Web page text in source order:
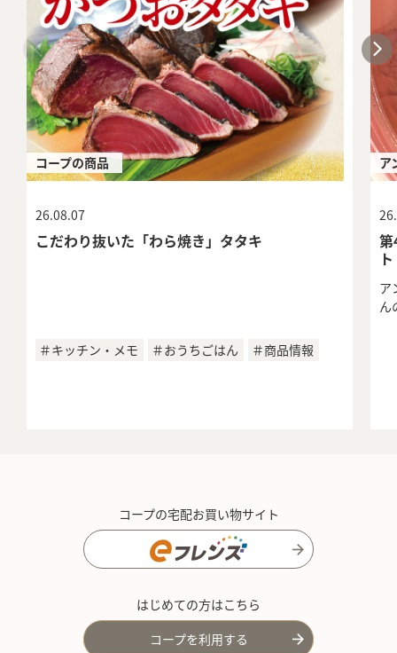
コープの商品
26.08.07
こだわり抜いた「わら焼き」タタキ
＃キッチン・メモ ＃おうちごはん ＃商品情報
ア
ト
ア
ん
コープの宅配お買い物サイト
はじめての方はこちら
コープを利用する